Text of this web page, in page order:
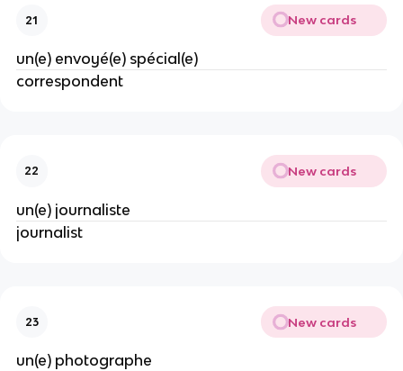
21 New cards
un(e) envoyé(e) spécial(e)
correspondent
22 New cards
un(e) journaliste
journalist
23 New cards
un(e) photographe